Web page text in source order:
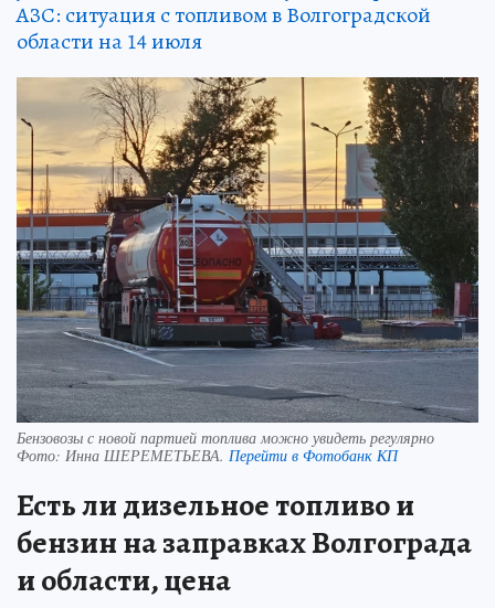
АЗС: ситуация с топливом в Волгоградской
области на 14 июля
Бензовозы с новой партией топлива можно увидеть регулярно
Фото: Инна ШЕРЕМЕТЬЕВА. Перейти в Фотобанк КП
Есть ли дизельное топливо и
бензин на заправках Волгограда
и области, цена